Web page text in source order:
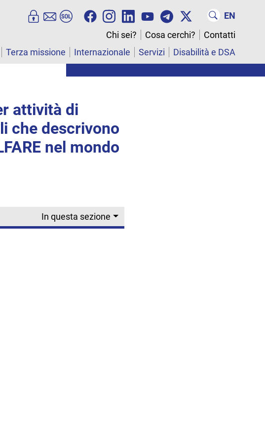
EN
Chi sei?
Cosa cerchi?
Contatti
Terza missione Internazionale Servizi Disabilità e DSA
attività di
che descrivono
nel mondo
In questa sezione